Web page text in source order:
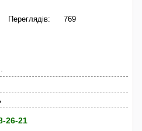
Переглядів: 769
26-21